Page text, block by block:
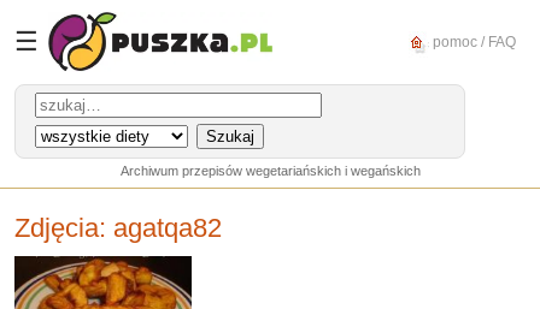
☰ pomoc / FAQ
Archiwum przepisów wegetariańskich i wegańskich
Zdjęcia: agatqa82